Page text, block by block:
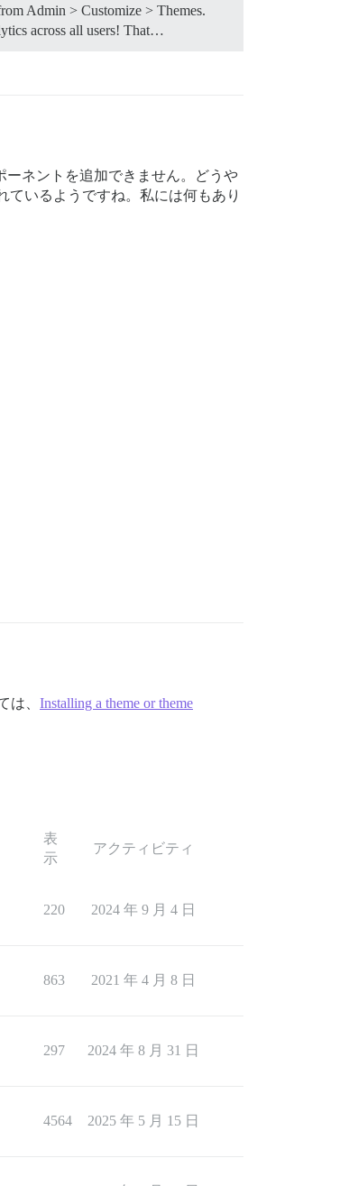
Admin > Customize > Themes.
across all users! That…
ネントを追加できません。どうや
ているようですね。私には何もあり
は、 Installing a theme or theme
表
示
アクティビティ
220 2024 年 9 月 4 日
863 2021 年 4 月 8 日
297 2024 年 8 月 31 日
4564 2025 年 5 月 15 日